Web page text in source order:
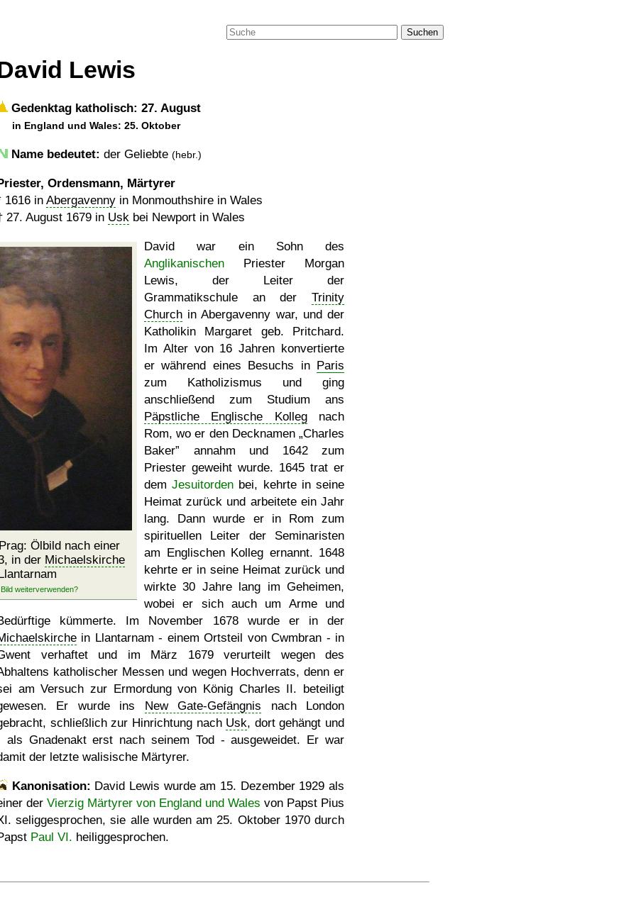
Suchen
Lewis
Gedenktag katholisch: 27. August
in England und Wales: 25. Oktober
Name bedeutet: der Geliebte (hebr.)
Ordensmann, Märtyrer
1616 in Abergavenny in Monmouthshire in Wales
27. August 1679 in Usk bei Newport in Wales
Ölbild nach einer
in der Michaelskirche
David war ein Sohn des
Anglikanischen Priester Morgan
Lewis, der Leiter der
Grammatikschule an der Trinity
Church in Abergavenny war, und der
Katholikin Margaret geb. Pritchard.
Im Alter von 16 Jahren konvertierte
er während eines Besuchs in Paris
zum Katholizismus und ging
anschließend zum Studium ans
Päpstliche Englische Kollegnach
Rom, wo er den Decknamen Charles
Baker
annahm und 1642 zum
Priester geweiht wurde. 1645 trat er
demJesuitorden bei, kehrte in seine
Heimat zurück und arbeitete ein Jahr
lang. Dann wurde er in Rom zum
spirituellen Leiter der Seminaristen
am Englischen Kolleg ernannt. 1648
kehrte er in seine Heimat zurück und
wirkte 30 Jahre lang im Geheimen,
wobei er sich auch um Arme und
kümmerte. Im November 1678 wurde er in der
in Llantarnam - einem Ortsteil von Cwmbran - in
verhaftet und im März 1679 verurteilt wegen des
katholischer Messen und wegen Hochverrats, denn er
am Versuch zur Ermordung von König Charles II. beteiligt
Er wurde ins New Gate-Gefängnis nach London
schließlich zur Hinrichtung nach Usk, dort gehängt und
als Gnadenakt erst nach seinem Tod - ausgeweidet. Er war
der letzte walisische Märtyrer.
Kanonisation: David Lewis wurde am 15. Dezember 1929 als
der Vierzig Märtyrer von England und Wales von Papst Pius
seliggesprochen, sie alle wurden am25. Oktober 1970durch
Paul VI. heiliggesprochen.